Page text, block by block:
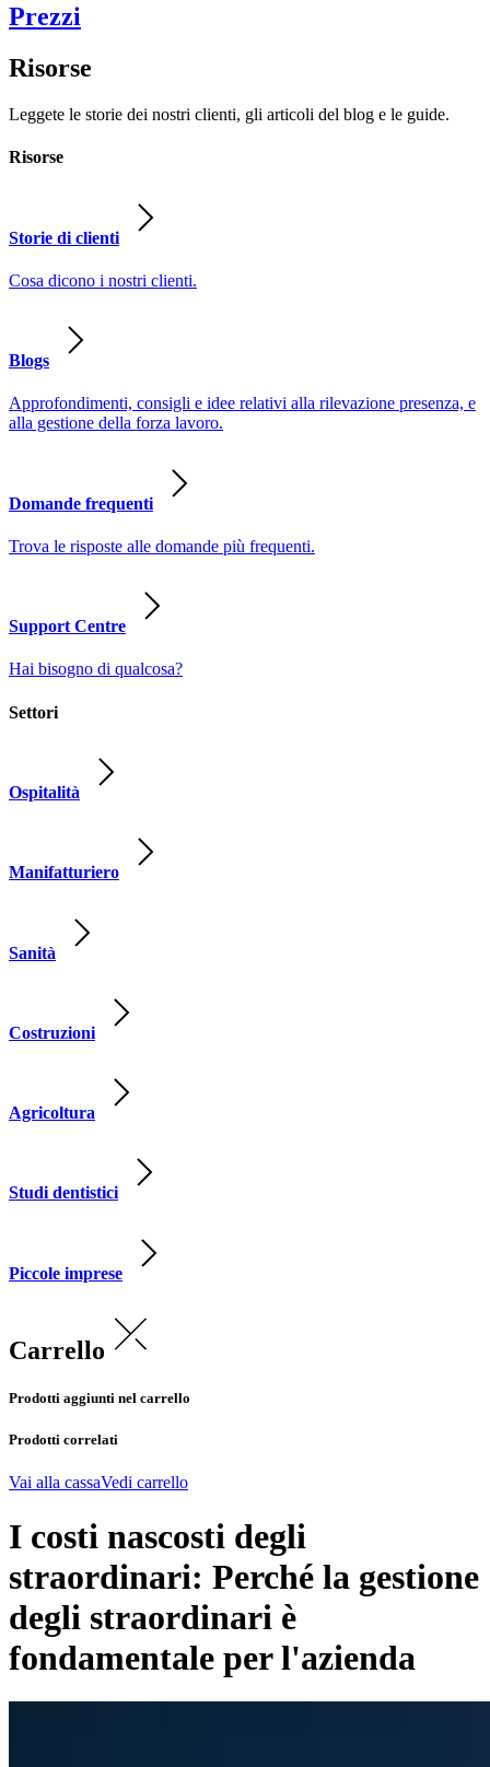
Prezzi
Risorse
Leggete le storie dei nostri clienti, gli articoli del blog e le guide.
Risorse
Storie di clienti
Cosa dicono i nostri clienti.
Blogs
Approfondimenti, consigli e idee relativi alla rilevazione presenza, e
alla gestione della forza lavoro.
Domande frequenti
Trova le risposte alle domande più frequenti.
Support Centre
Hai bisogno di qualcosa?
Settori
Ospitalità
Manifatturiero
Sanità
Costruzioni
Agricoltura
Studi dentistici
Piccole imprese
Carrello
Prodotti aggiunti nel carrello
Prodotti correlati
Vai alla cassaVedi carrello
I costi nascosti degli
straordinari: Perché la gestione
degli straordinari è
fondamentale per l'azienda